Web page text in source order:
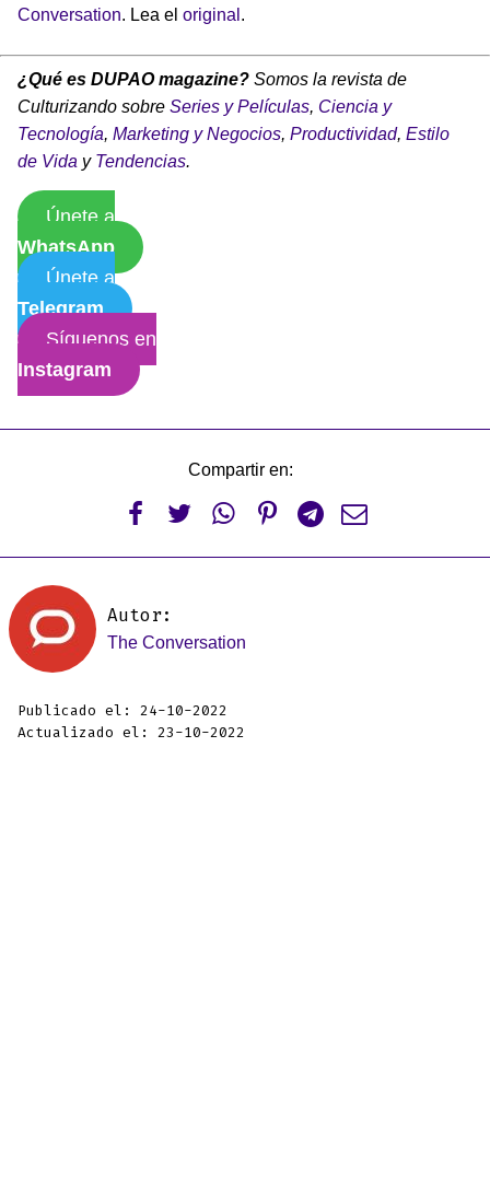
Conversation. Lea el original .
¿Qué es DUPAO magazine? Somos la revista de
Culturizando sobre Series y Películas, Ciencia y
Tecnología, Marketing y Negocios, Productividad, Estilo
de Vida y Tendencias.
Únete a
WhatsApp
Únete a
Telegram
Síguenos en
Instagram
Compartir en:
     
Autor:
The Conversation
Publicado el: 24-10-2022
Actualizado el: 23-10-2022